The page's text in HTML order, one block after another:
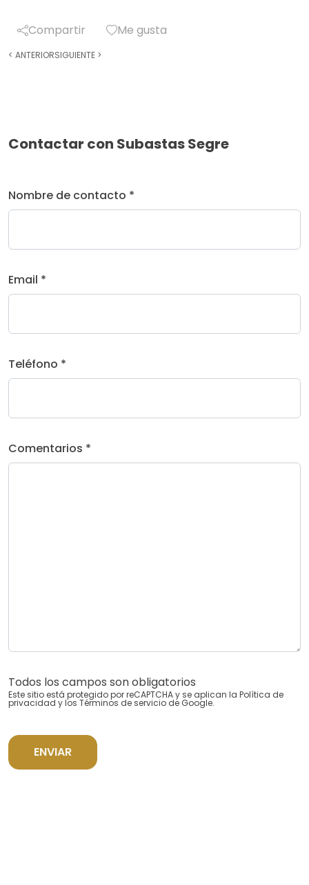
Compartir Me gusta
< ANTERIORSIGUIENTE >
Contactar con Subastas Segre
Nombre de contacto *
Email *
Teléfono *
Comentarios *
Todos los campos son obligatorios
Este sitio está protegido por reCAPTCHA y se aplican la Política de
privacidad y los Términos de servicio de Google.
ENVIAR